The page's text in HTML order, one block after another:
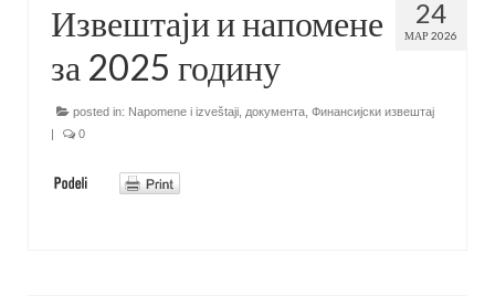
24
МАР 2026
Извештаји и напомене
за 2025 годину
posted in: Napomene i izveštaji документа Финансијски извештај
|
0